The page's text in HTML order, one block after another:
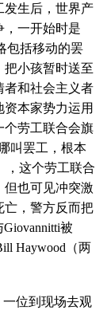
发生后，世界产
，一开始时是
包括移动的罢
把小孩暂时送至
者和社会主义者
本家势力运用
个劳工联合会旗
叫罢工，根本
，这个劳工联合
但也可见冲突激
亡，警方反而把
被
Haywood（两
位到现场去观